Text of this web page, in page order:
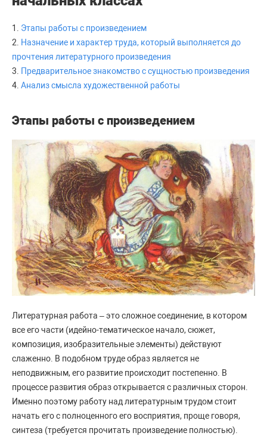
1. Этапы работы с произведением
2.
Назначение и характер труда, который выполняется до
прочтения литературного произведения
3.
Предварительное знакомство с сущностью произведения
4. Анализ смысла художественной работы
Этапы работы с произведением
Литературная работа – это сложное соединение, в котором
все его части (идейно-тематическое начало, сюжет,
композиция, изобразительные элементы) действуют
слаженно. В подобном труде образ является не
неподвижным, его развитие происходит постепенно. В
процессе развития образ открывается с различных сторон.
Именно поэтому работу над литературным трудом стоит
начать его с полноценного его восприятия, проще говоря,
синтеза (требуется прочитать произведение полностью).